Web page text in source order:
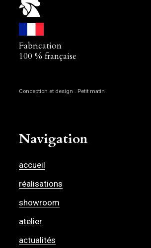
Fabrication
100 % française
Conception et design . Petit matin
Navigation
accueil
réalisations
showroom
atelier
actualités